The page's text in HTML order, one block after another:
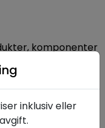
komponenter
industri. Med
bistår vi kunder
komplette
inklusiv eller